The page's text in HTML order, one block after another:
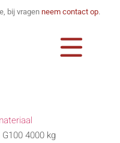
bij vragen neem contact op.
4000 kg